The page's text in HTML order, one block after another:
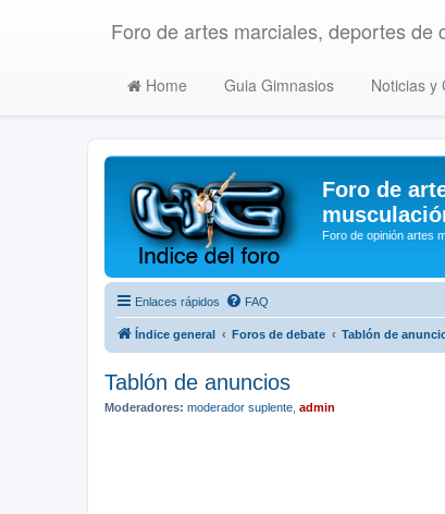
Foro de artes marciales, deportes de
Home Guia Gimnasios Noticias y
Foro de
Foro de opinión artes
Enlaces rápidos FAQ
Índice general Foros de debate Tablón de
Tablón de anuncios
Moderadores: moderador suplente admin